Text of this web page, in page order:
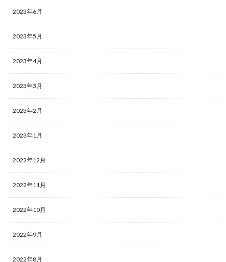
2023年6月
2023年5月
2023年4月
2023年3月
2023年2月
2023年1月
2022年12月
2022年11月
2022年10月
2022年9月
2022年8月